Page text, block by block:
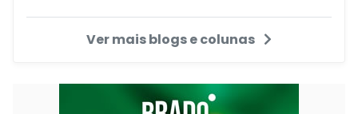
Ver mais blogs e colunas